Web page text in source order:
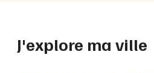
J'explore ma ville